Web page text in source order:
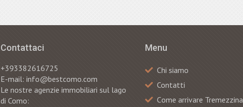
Contattaci
+393382616725
E-mail: info@bestcomo.com
Le nostre agenzie immobiliari sul lago
di Como:
Menu
Chi siamo
Contatti
Сome arrivare Tremezzina